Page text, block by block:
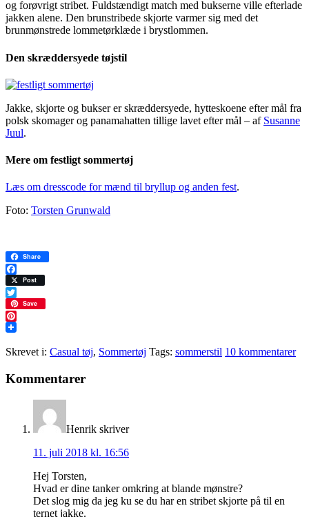
og forøvrigt stribet. Fuldstændigt match med bukserne ville efterlade
jakken alene. Den brunstribede skjorte varmer sig med det
brunmønstrede lommetørklæde i brystlommen.
Den skræddersyede tøjstil
Jakke, skjorte og bukser er skræddersyede, hytteskoene efter mål fra
polsk skomager og panamahatten tillige lavet efter mål – af Susanne
Juul.
Mere om festligt sommertøj
Læs om dresscode for mænd til bryllup og anden fest.
Foto: Torsten Grunwald
Share
Facebook
Post
Twitter
Save
Pinterest
Skrevet i: Casual tøj, Sommertøj Tags: sommerstil 10 kommentarer
Læserinteraktioner
Kommentarer
Henrik skriver
11. juli 2018 kl. 16:56
Hej Torsten,
Hvad er dine tanker omkring at blande mønstre?
Det slog mig da jeg ku se du har en stribet skjorte på til en
ternet jakke.